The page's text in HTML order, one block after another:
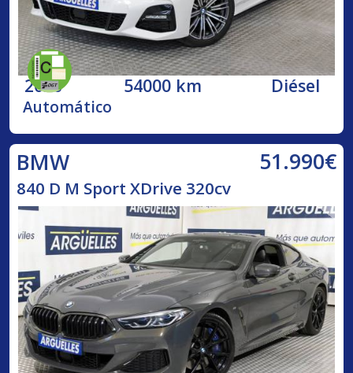
2020 54000 km Diésel
Automático
BMW 51.990€
840 D M Sport XDrive 320cv